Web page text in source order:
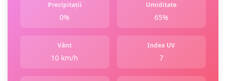
Precipitații
0%
Umiditate
65%
Vânt
10 km/h
Index UV
7